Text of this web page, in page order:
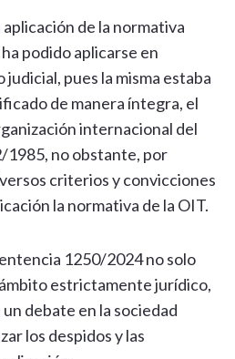
de la normativa
podido aplicarse en
pues la misma estaba
de manera íntegra, el
internacional del
1985, no obstante, por
criterios y convicciones
la normativa de la OIT.
1250/2024 no solo
estrictamente jurídico,
debate en la sociedad
los despidos y las